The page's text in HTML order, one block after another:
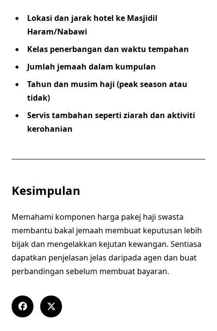
Lokasi dan jarak hotel ke Masjidil
Haram/Nabawi
Kelas penerbangan dan waktu tempahan
Jumlah jemaah dalam kumpulan
Tahun dan musim haji (peak season atau
tidak)
Servis tambahan seperti ziarah dan aktiviti
kerohanian
Kesimpulan
Memahami komponen harga pakej haji swasta
membantu bakal jemaah membuat keputusan lebih
bijak dan mengelakkan kejutan kewangan. Sentiasa
dapatkan penjelasan jelas daripada agen dan buat
perbandingan sebelum membuat bayaran.